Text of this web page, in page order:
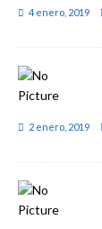
4 enero, 2019
2 enero, 2019